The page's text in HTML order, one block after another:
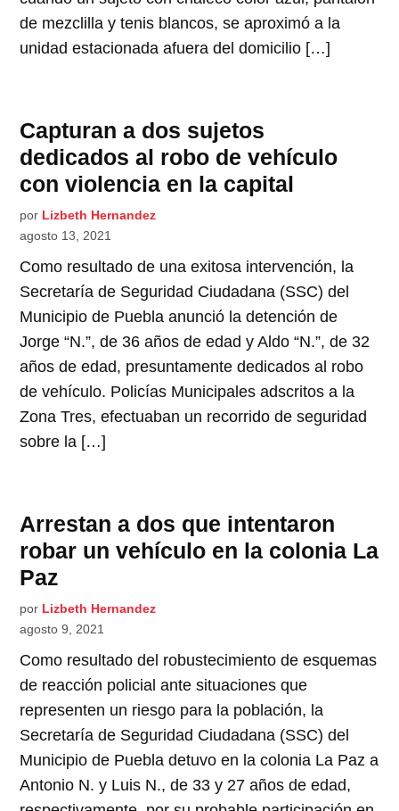
de mezclilla y tenis blancos, se aproximó a la
unidad estacionada afuera del domicilio […]
Capturan a dos sujetos
dedicados al robo de vehículo
con violencia en la capital
por Lizbeth Hernandez
agosto 13, 2021
Como resultado de una exitosa intervención, la
Secretaría de Seguridad Ciudadana (SSC) del
Municipio de Puebla anunció la detención de
Jorge “N.”, de 36 años de edad y Aldo “N.”, de 32
años de edad, presuntamente dedicados al robo
de vehículo. Policías Municipales adscritos a la
Zona Tres, efectuaban un recorrido de seguridad
sobre la […]
Arrestan a dos que intentaron
robar un vehículo en la colonia La
Paz
por Lizbeth Hernandez
agosto 9, 2021
Como resultado del robustecimiento de esquemas
de reacción policial ante situaciones que
representen un riesgo para la población, la
Secretaría de Seguridad Ciudadana (SSC) del
Municipio de Puebla detuvo en la colonia La Paz a
Antonio N. y Luis N., de 33 y 27 años de edad,